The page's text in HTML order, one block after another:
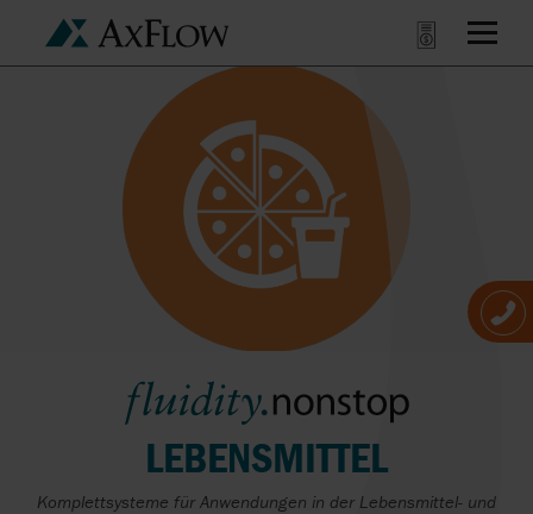
LEBENSMITTEL
Komplettsysteme für Anwendungen in der Lebensmittel- und